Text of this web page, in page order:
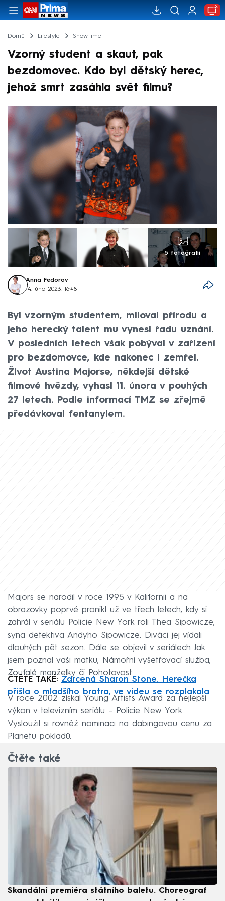
Domů Lifestyle ShowTime
Vzorný student a skaut, pak
bezdomovec. Kdo byl dětský herec,
jehož smrt zasáhla svět filmu?
5 fotografií
Anna Fedorov
14. úno 2023, 16:48
Byl vzorným studentem, miloval přírodu a
jeho herecký talent mu vynesl řadu uznání.
V posledních letech však pobýval v zařízení
pro bezdomovce, kde nakonec i zemřel.
Život Austina Majorse, někdejší dětské
filmové hvězdy, vyhasl 11. února v pouhých
27 letech. Podle informací TMZ se zřejmě
předávkoval fentanylem.
Majors se narodil v roce 1995 v Kalifornii a na
obrazovky poprvé pronikl už ve třech letech, kdy si
zahrál v seriálu Policie New York roli Thea Sipowicze,
syna detektiva Andyho Sipowicze. Diváci jej vídali
dlouhých pět sezon. Dále se objevil v seriálech Jak
jsem poznal vaši matku, Námořní vyšetřovací služba,
Zoufalé manželky či Pohotovost.
ČTĚTE TAKÉ: Zdrcená Sharon Stone. Herečka
přišla o mladšího bratra, ve videu se rozplakala
V roce 2002 získal Young Artists Award za nejlepší
výkon v televizním seriálu – Policie New York.
Vysloužil si rovněž nominaci na dabingovou cenu za
Planetu pokladů.
Čtěte také
Skandální premiéra státního baletu. Choreograf